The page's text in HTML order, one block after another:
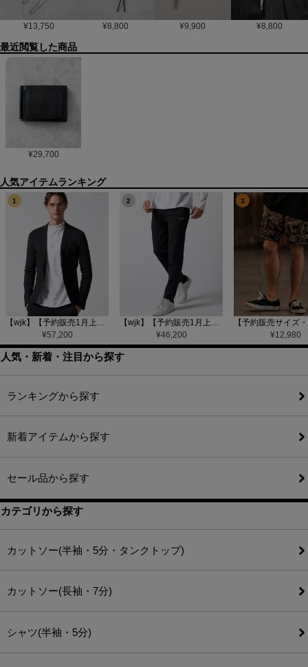
¥13,750 ¥8,800 ¥9,900 ¥8,800
最近閲覧した商品
¥29,700
1
【wjk】【予約販売1月上旬～中旬入荷】function knit jacket(jacquard check) ニットジャケット(207 mw08j)
¥57,200
2
【wjk】【予約販売1月上旬～中旬入荷】function knit easy slacks(jacquard check) ニットイージーパンツ(504 mw08j)
¥46,200
3
¥12,980
人気・新着・注目から探す
ランキングから探す
新着アイテムから探す
セール品から探す
カテゴリから探す
カットソー(半袖・5分・タンクトップ)
カットソー(長袖・7分)
シャツ(半袖・5分)